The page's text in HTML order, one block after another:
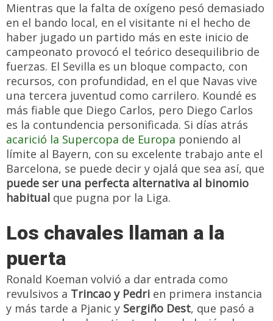
Mientras que la falta de oxígeno pesó demasiado
en el bando local, en el visitante ni el hecho de
haber jugado un partido más en este inicio de
campeonato provocó el teórico desequilibrio de
fuerzas. El Sevilla es un bloque compacto, con
recursos, con profundidad, en el que Navas vive
una tercera juventud como carrilero. Koundé es
más fiable que Diego Carlos, pero Diego Carlos
es la contundencia personificada. Si días atrás
acarició la Supercopa de Europa poniendo al
límite al Bayern, con su excelente trabajo ante el
Barcelona, se puede decir y ojalá que sea así, que
puede ser una perfecta alternativa al binomio
habitual que pugna por la Liga.
Los chavales llaman a la
puerta
Ronald Koeman volvió a dar entrada como
revulsivos a Trincao y Pedri en primera instancia
y más tarde a Pjanic y Sergiño Dest, que pasó a